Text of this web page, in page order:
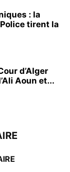
: la
tirent la
d’Alger
Aoun et...